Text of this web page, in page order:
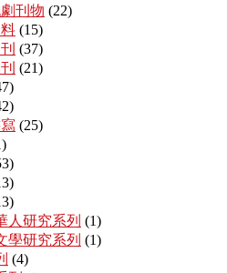
刊物 (22)
(15)
(37)
(21)
(25)
人研究系列 (1)
學研究系列 (1)
(4)